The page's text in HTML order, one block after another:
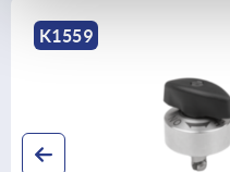
K1559